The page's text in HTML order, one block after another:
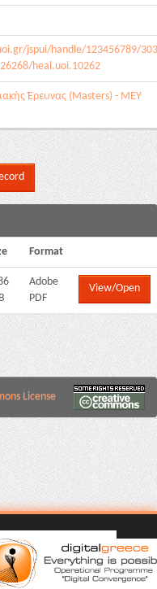
jspui/handle/123456789/
heal.uoi.10262
Έρευνας (Masters) - ΜΕΥ
Format
Adobe
PDF
View/Open
License